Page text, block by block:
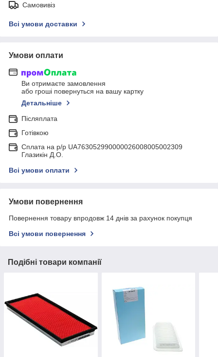
Самовивіз
Всі умови доставки
Умови оплати
Ви отримаєте замовлення
або гроші повернуться на вашу картку
Детальніше
Післяплата
Готівкою
Сплата на р/р UA763052990000026008005002309
Глазикін Д.О.
Всі умови оплати
Умови повернення
Повернення товару впродовж 14 днів за рахунок покупця
Всі умови повернення
Подібні товари компанії